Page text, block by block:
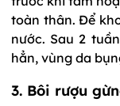
toàn thân. Để
nước. Sau 2
hẳn, vùng da
3. Bôi rượu